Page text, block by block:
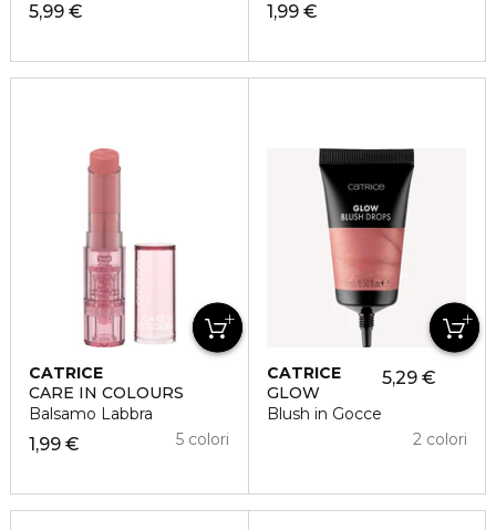
5,99 € 1,99 €
CATRICE
CARE IN COLOURS
Balsamo Labbra
1,99 € 5 colori
CATRICE
GLOW
Blush in Gocce
5,29 €
2 colori